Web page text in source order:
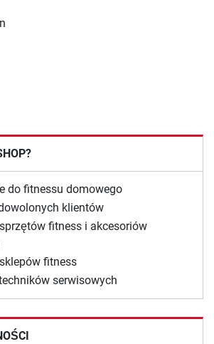
do fitnessu domowego
klientów
fitness i akcesoriów
fitness
serwisowych